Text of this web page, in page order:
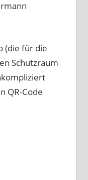
(die für die
Schutzraum
QR-Code